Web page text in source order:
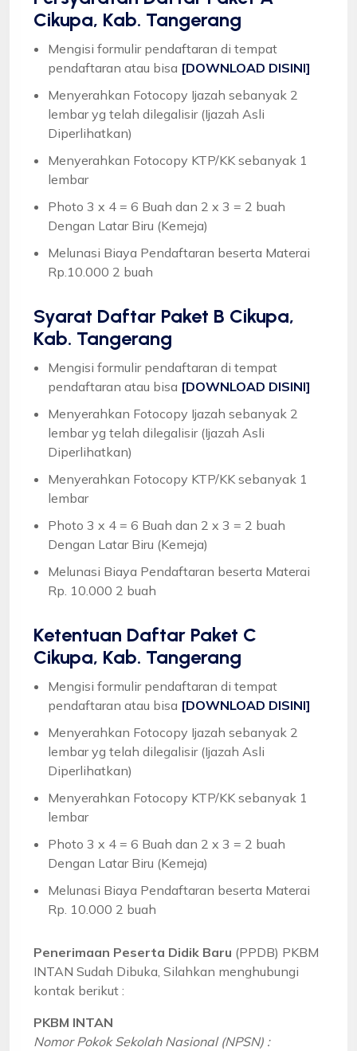
Cikupa, Kab. Tangerang
Mengisi formulir pendaftaran di tempat
pendaftaran atau bisa [DOWNLOAD DISINI]
Menyerahkan Fotocopy Ijazah sebanyak 2
lembar yg telah dilegalisir (Ijazah Asli
Diperlihatkan)
Menyerahkan Fotocopy KTP/KK sebanyak 1
lembar
Photo 3 x 4 = 6 Buah dan 2 x 3 = 2 buah
Dengan Latar Biru (Kemeja)
Melunasi Biaya Pendaftaran beserta Materai
Rp.10.000 2 buah
Syarat Daftar Paket B Cikupa,
Kab. Tangerang
Mengisi formulir pendaftaran di tempat
pendaftaran atau bisa [DOWNLOAD DISINI]
Menyerahkan Fotocopy Ijazah sebanyak 2
lembar yg telah dilegalisir (Ijazah Asli
Diperlihatkan)
Menyerahkan Fotocopy KTP/KK sebanyak 1
lembar
Photo 3 x 4 = 6 Buah dan 2 x 3 = 2 buah
Dengan Latar Biru (Kemeja)
Melunasi Biaya Pendaftaran beserta Materai
Rp. 10.000 2 buah
Ketentuan Daftar Paket C
Cikupa, Kab. Tangerang
Mengisi formulir pendaftaran di tempat
pendaftaran atau bisa [DOWNLOAD DISINI]
Menyerahkan Fotocopy Ijazah sebanyak 2
lembar yg telah dilegalisir (Ijazah Asli
Diperlihatkan)
Menyerahkan Fotocopy KTP/KK sebanyak 1
lembar
Photo 3 x 4 = 6 Buah dan 2 x 3 = 2 buah
Dengan Latar Biru (Kemeja)
Melunasi Biaya Pendaftaran beserta Materai
Rp. 10.000 2 buah
Penerimaan Peserta Didik Baru (PPDB) PKBM
INTAN Sudah Dibuka, Silahkan menghubungi
kontak berikut :
PKBM INTAN
Nomor Pokok Sekolah Nasional (NPSN) :